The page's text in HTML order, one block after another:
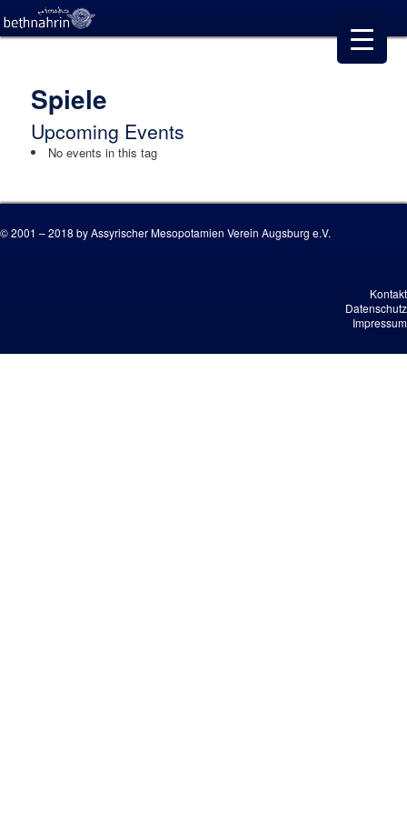
Spiele
Upcoming Events
No events in this tag
© 2001 – 2018 by Assyrischer Mesopotamien Verein Augsburg e.V.
Kontakt
Datenschutz
Impressum